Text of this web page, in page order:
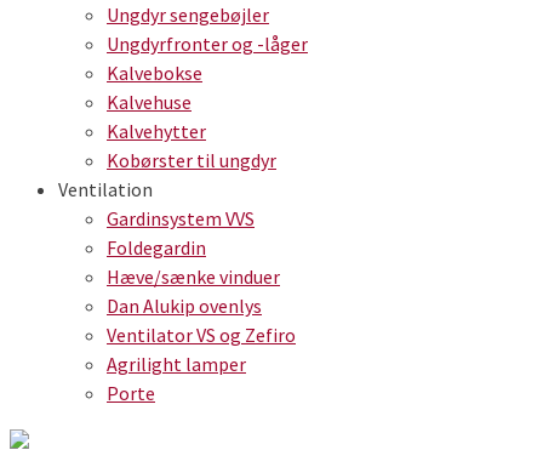
Ungdyr sengebøjler
Ungdyrfronter og -låger
Kalvebokse
Kalvehuse
Kalvehytter
Kobørster til ungdyr
Ventilation
Gardinsystem VVS
Foldegardin
Hæve/sænke vinduer
Dan Alukip ovenlys
Ventilator VS og Zefiro
Agrilight lamper
Porte